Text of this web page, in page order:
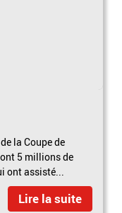
la Coupe de
5 millions de
ont assisté...
Lire la suite